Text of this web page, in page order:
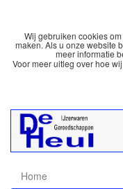
Wij gebruiken cookies
maken. Als u onze website
meer informatie
Voor meer uitleg over hoe
Home